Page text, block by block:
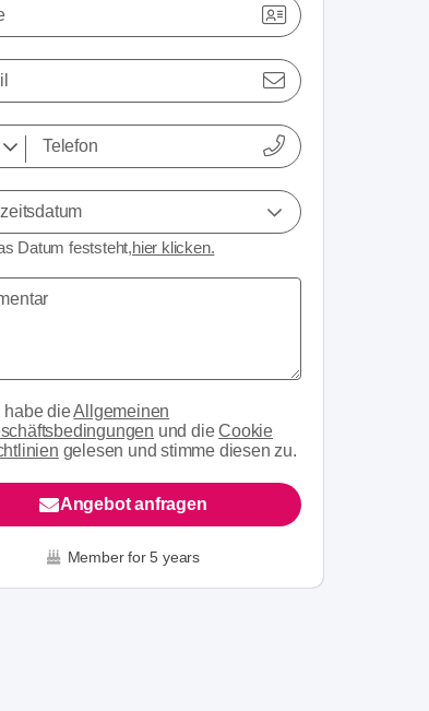
Datum feststeht,hier klicken.
habe dieAllgemeinen
und dieCookie
gelesen und stimme diesen zu.
Angebot anfragen
Member for 5 years